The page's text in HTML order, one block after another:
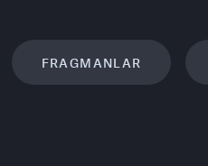
FRAGMANLAR